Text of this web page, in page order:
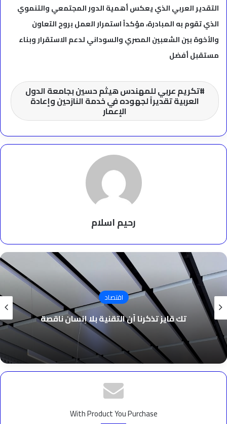
التقدير العربي الذي يعكس أهمية الدور المجتمعي والتنموي
الذي تقوم به المبادرة، مؤكداً استمرار العمل بروح التعاون
والأخوة بين الشعبين المصري والسوداني لدعم الاستقرار وبناء
مستقبل أفضل
تكريم عربي للمهندس هيثم حسين بجامعة الدول
العربية تقديراً لجهوده في خدمة النازحين وإعادة
الإعمار
رحيم اسلام
اقتصاد
تك قايز تذكرنا أن التقنية بلا إنسان ناقصة
With Product You Purchase